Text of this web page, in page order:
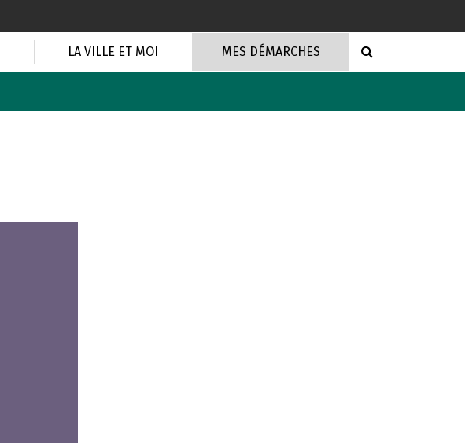
LA VILLE ET MOI MES DÉMARCHES